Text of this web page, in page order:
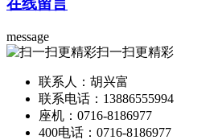
在线留言
message
扫一扫更精彩
联系人：胡兴富
联系电话：13886555994
座机：0716-8186977
400电话：0716-8186977